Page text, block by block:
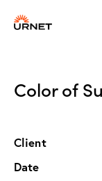
Color of
Client
Date